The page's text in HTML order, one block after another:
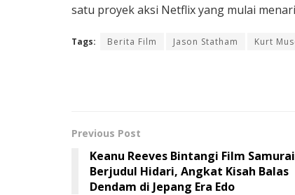
satu proyek aksi Netflix yang mulai
Tags: Berita Film Jason Statham Kurt
Previous Post
Keanu Reeves Bintangi Film Samurai
Berjudul Hidari, Angkat Kisah Balas
Dendam di Jepang Era Edo